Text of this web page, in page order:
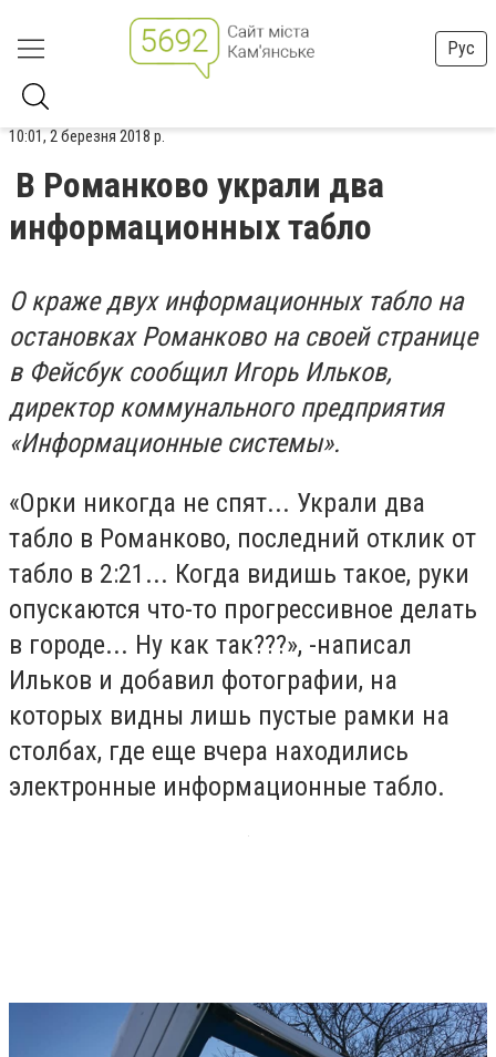
Рус
10:01, 2 березня 2018 р.
В Романково украли два
информационных табло
О краже двух информационных табло на
остановках Романково на своей странице
в Фейсбук сообщил Игорь Ильков,
директор коммунального предприятия
«Информационные системы».
«Орки никогда не спят... Украли два
табло в Романково, последний отклик от
табло в 2:21... Когда видишь такое, руки
опускаются что-то прогрессивное делать
в городе... Ну как так???», -написал
Ильков и добавил фотографии, на
которых видны лишь пустые рамки на
столбах, где еще вчера находились
электронные информационные табло.